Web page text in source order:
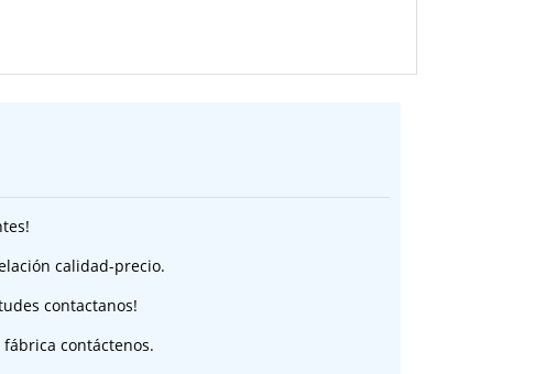
calidad-precio.
contactanos!
contáctenos.